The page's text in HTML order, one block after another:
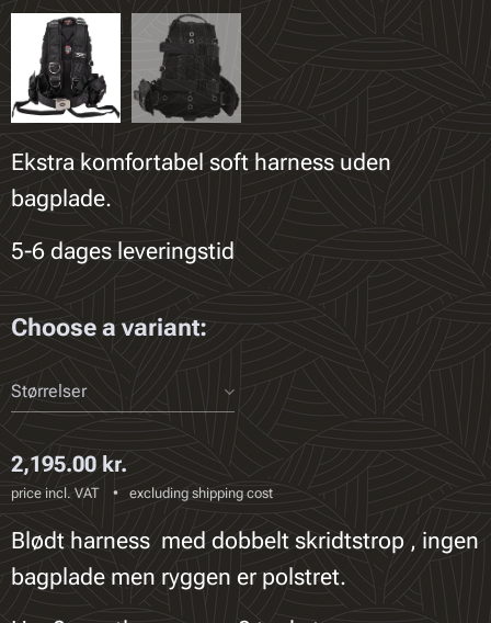
Ekstra komfortabel soft harness uden
bagplade.
5-6 dages leveringstid
Choose a variant:
Størrelser
2,195.00kr.
price incl. VAT excluding shipping cost
Blødt harness med dobbelt skridtstrop , ingen
bagplade men ryggen er polstret.